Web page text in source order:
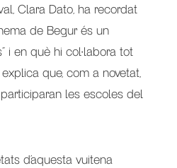
Clara Dato, ha recordat
de Begur és un
i en què hi col·labora tot
que, com a novetat,
les escoles del
d’aquesta vuitena